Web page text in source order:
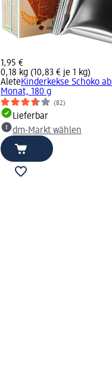
1,95 €
0,18 kg (10,83 € je 1 kg)
AleteKinderkekse Schoko
Monat, 180 g
(82)
Lieferbar
dm-Markt wählen